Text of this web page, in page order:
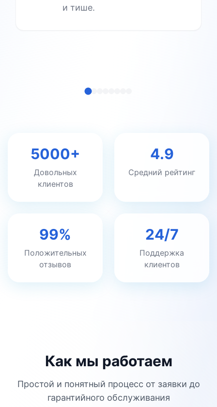
и тише.
5000+
Довольных
клиентов
4.9
Средний рейтинг
99%
Положительных
отзывов
24/7
Поддержка
клиентов
Как мы работаем
Простой и понятный процесс от заявки до
гарантийного обслуживания